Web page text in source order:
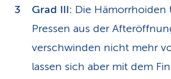
Grad III: Die Hämorrhoiden
Pressen aus der
verschwinden nicht mehr
lassen sich aber mit dem